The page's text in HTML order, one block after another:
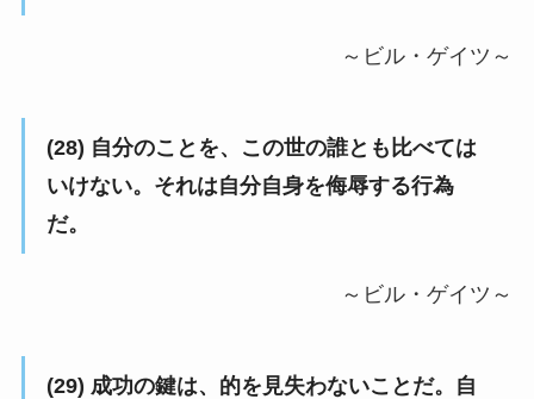
～ビル・ゲイツ～
(28) 自分のことを、この世の誰とも比べては
いけない。それは自分自身を侮辱する行為
だ。
～ビル・ゲイツ～
(29) 成功の鍵は、的を見失わないことだ。自